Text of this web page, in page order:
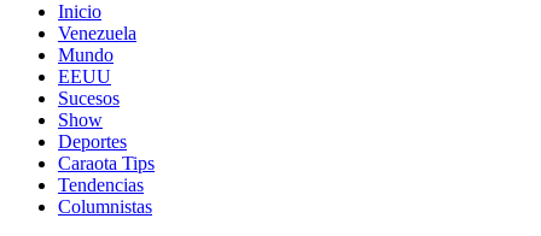
Inicio
Venezuela
Mundo
EEUU
Sucesos
Show
Deportes
Caraota Tips
Tendencias
Columnistas